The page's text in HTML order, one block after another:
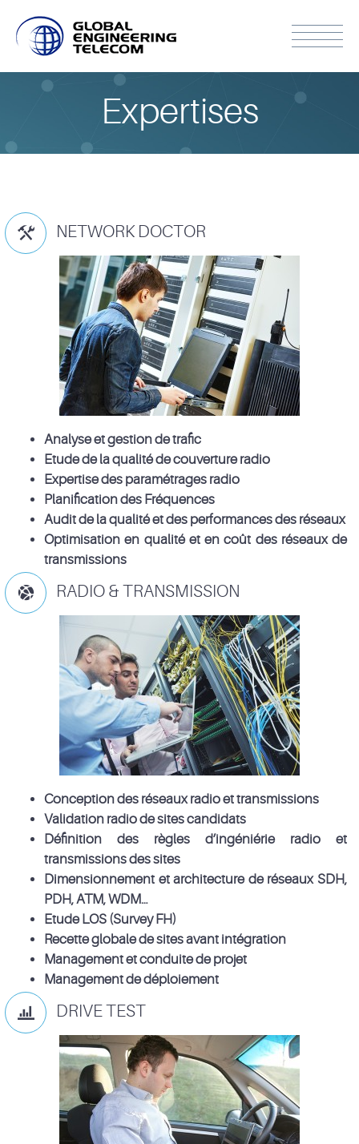
Expertises
 NETWORK DOCTOR
Analyse et gestion de trafic
Etude de la qualité de couverture radio
Expertise des paramétrages radio
Planification des Fréquences
Audit de la qualité et des performances des réseaux
Optimisation en qualité et en coût des réseaux de
transmissions
 RADIO & TRANSMISSION
Conception des réseaux radio et transmissions
Validation radio de sites candidats
Définition des règles d’ingéniérie radio et
transmissions des sites
Dimensionnement et architecture de réseaux SDH,
PDH, ATM, WDM…
Etude LOS (Survey FH)
Recette globale de sites avant intégration
Management et conduite de projet
Management de déploiement
 DRIVE TEST